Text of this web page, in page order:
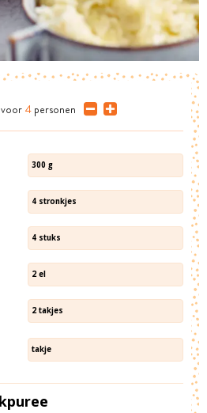
voor 4 personen
300 g
4 stronkjes
4 stuks
2 el
2 takjes
takje